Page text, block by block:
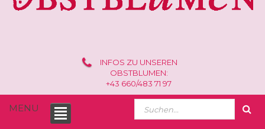
INFOS ZU UNSEREN
OBSTBLUMEN:
+43 660/483 71 97
MENU